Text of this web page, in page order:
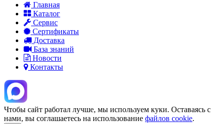
Главная
Каталог
Сервис
Сертификаты
Доставка
База знаний
Новости
Контакты
Чтобы сайт работал лучше, мы используем куки. Оставаясь с
нами, вы соглашаетесь на использование файлов cookie.